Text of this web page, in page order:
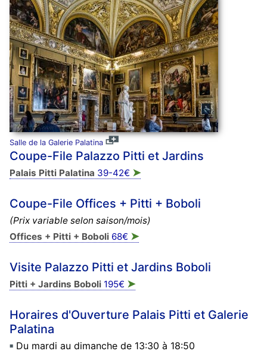
Salle de la Galerie Palatina
Coupe-File Palazzo Pitti et Jardins
Palais Pitti Palatina 39-42€ ➤
Coupe-File Offices + Pitti + Boboli
(Prix variable selon saison/mois)
Offices + Pitti + Boboli68€ ➤
Visite Palazzo Pitti et Jardins Boboli
Pitti + Jardins Boboli195€ ➤
Horaires d'Ouverture Palais Pitti et Galerie
Palatina
Du mardi au dimanche de 13:30 à 18:50